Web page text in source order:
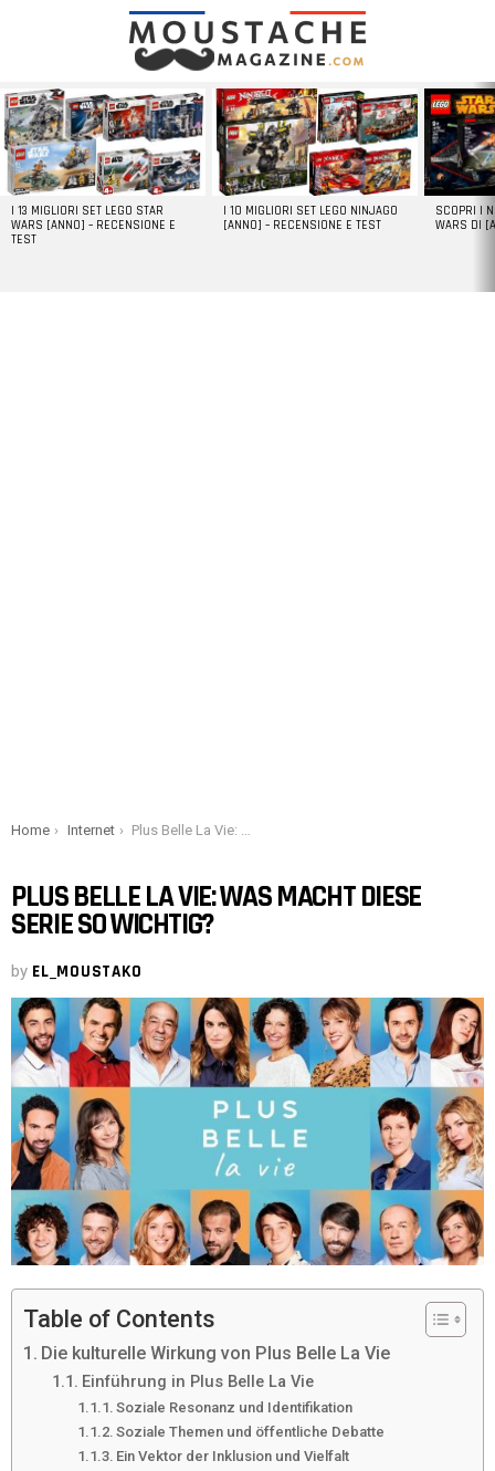
LATEST
STORIES
I 13 MIGLIORI SET LEGO STAR
WARS [ANNO] – RECENSIONE E
TEST
I 10 MIGLIORI SET LEGO NINJAGO
[ANNO] – RECENSIONE E TEST
SCOPRI I
WARS DI
You are here:
Home Internet Plus Belle La Vie: Was macht diese Serie so wichtig?
PLUS BELLE LA VIE: WAS MACHT DIESE
SERIE SO WICHTIG?
by EL_MOUSTAKO
Table of Contents
Die kulturelle Wirkung von Plus Belle La Vie
Einführung in Plus Belle La Vie
Soziale Resonanz und Identifikation
Soziale Themen und öffentliche Debatte
Ein Vektor der Inklusion und Vielfalt